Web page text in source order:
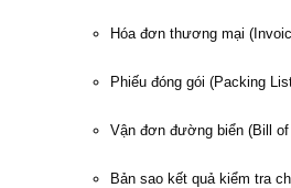
Hóa đơn thương mại
Phiếu đóng gói (Packing
Vận đơn đường biển (Bill of
Bản sao kết quả kiểm tra